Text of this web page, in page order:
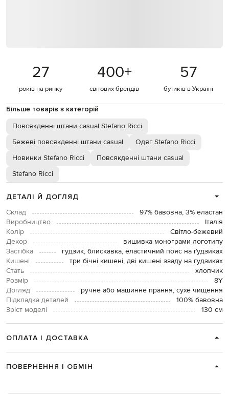
27
років на ринку
400+
світових брендів
57
бутиків в Україні
Більше товарів з категорій
Повсякденні штани casual Stefano Ricci
Бежеві повсякденні штани casual
Одяг Stefano Ricci
Новинки Stefano Ricci
Повсякденні штани casual
Stefano Ricci
ДЕТАЛІ Й ДОГЛЯД
Склад
97% бавовна, 3% еластан
Виробництво
Італія
Колір
Світло-бежевий
Декор
вишивка монограми логотипу
Застібка
гудзик, блискавка, еластичний пояс на ґудзиках
Кишені
три бічні кишені, дві кишені ззаду на гудзиках
Стать
хлопчик
Розмір
8Y
Догляд
ручне або машинне прання, сухе чищення
Підкладка деталей
100% бавовна
Зріст моделі
130 см
ОПЛАТА І ДОСТАВКА
ПОВЕРНЕННЯ І ОБМІН